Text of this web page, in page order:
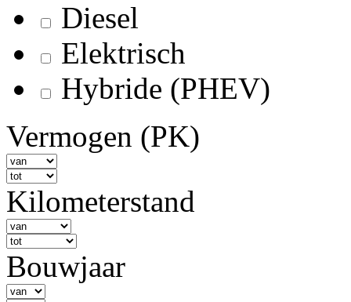
Diesel
Elektrisch
Hybride (PHEV)
Vermogen (PK)
Kilometerstand
Bouwjaar